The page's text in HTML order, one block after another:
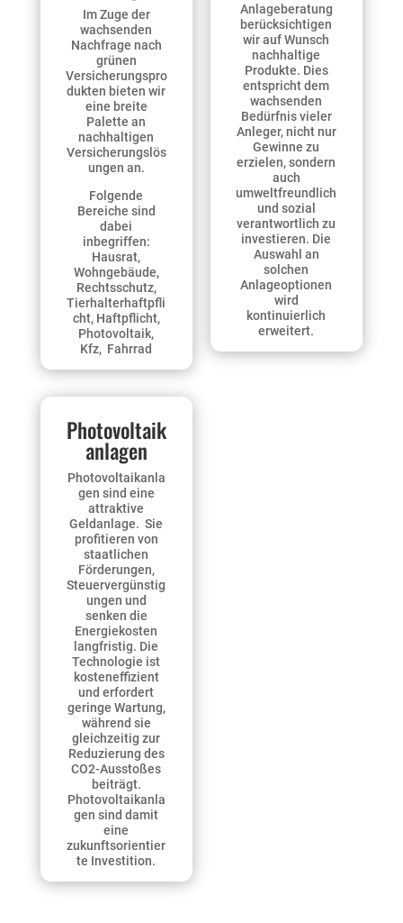
Im Zuge der
wachsenden
Nachfrage nach
grünen
Versicherungspro
dukten bieten wir
eine breite
Palette an
nachhaltigen
Versicherungslös
ungen an.
Folgende
Bereiche sind
dabei
inbegriffen:
Hausrat,
Wohngebäude,
Rechtsschutz,
Tierhalterhaftpfli
cht, Haft­pflicht,
Photovoltaik,
Kfz, Fahrrad
Anlageberatung
berücksichtigen
wir auf Wunsch
nachhaltige
Produkte. Dies
entspricht dem
wachsenden
Bedürfnis vieler
Anleger, nicht nur
Gewinne zu
erzielen, sondern
auch
umweltfreundlich
und sozial
verantwortlich zu
investieren. Die
Auswahl an
solchen
Anlageoptionen
wird
kontinuierlich
erweitert.
Photovoltaik
anlagen
Photovoltaikanla
gen sind eine
attraktive
Geldanlage. Sie
profitieren von
staatlichen
Förderungen,
Steuervergünstig
ungen und
senken die
Energiekosten
langfristig. Die
Technologie ist
kosteneffizient
und erfordert
geringe Wartung,
während sie
gleichzeitig zur
Reduzierung des
CO2-Ausstoßes
beiträgt.
Photovoltaikanla
gen sind damit
eine
zukunftsorientier
te Investition.